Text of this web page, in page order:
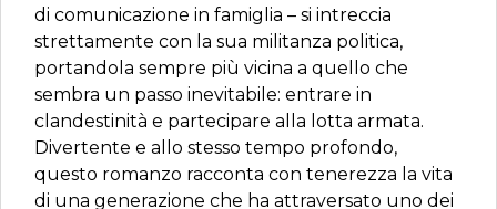
di comunicazione in famiglia – si intreccia
strettamente con la sua militanza politica,
portandola sempre più vicina a quello che
sembra un passo inevitabile: entrare in
clandestinità e partecipare alla lotta armata.
Divertente e allo stesso tempo profondo,
questo romanzo racconta con tenerezza la vita
di una generazione che ha attraversato uno dei